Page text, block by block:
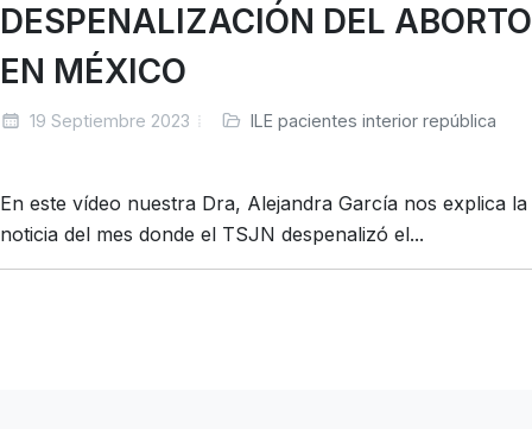
DESPENALIZACIÓN DEL ABORTO
EN MÉXICO
19 Septiembre 2023 ILE pacientes interior república
En este vídeo nuestra Dra, Alejandra García nos explica la
noticia del mes donde el TSJN despenalizó el...